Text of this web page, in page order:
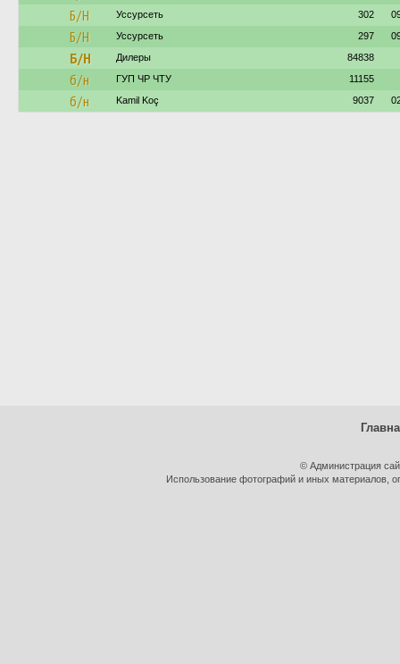
Б/Н Уссурсеть 302
Б/Н Уссурсеть 297
Б/Н Дилеры 84838
б/н ГУП ЧР ЧТУ 11155
б/н Kamil Koç 9037
© Администрация
Использование фотографий и иных материалов,